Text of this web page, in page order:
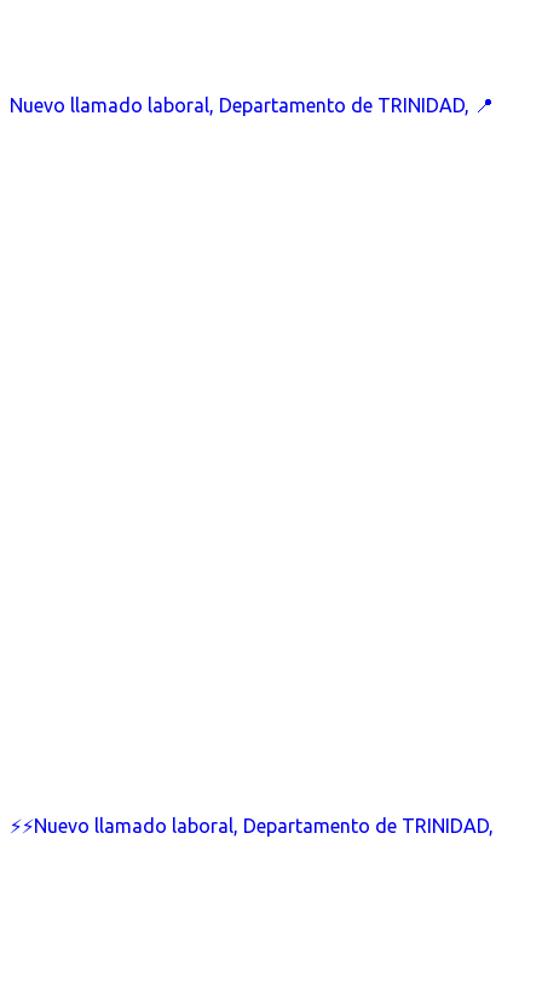
Nuevo llamado laboral, Departamento de TRINIDAD, 📍
⚡⚡Nuevo llamado laboral, Departamento de TRINIDAD,